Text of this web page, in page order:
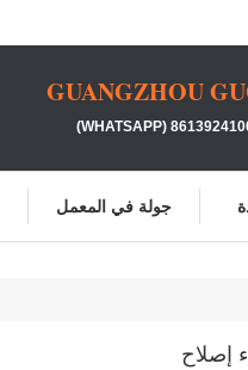
GUANGZHOU
جولة في المعمل